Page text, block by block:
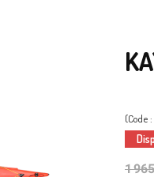
(Code
1